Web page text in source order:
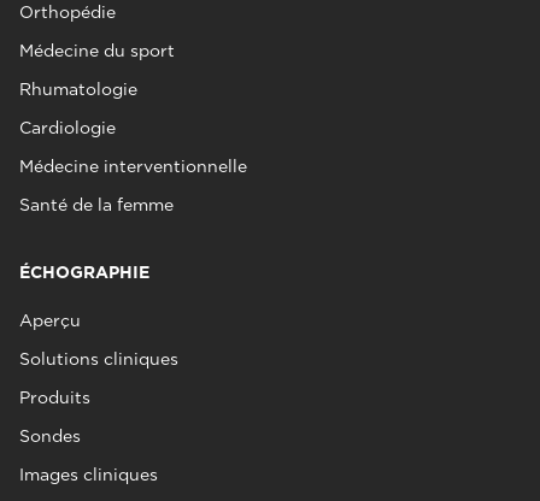
Orthopédie
Médecine du sport
Rhumatologie
Cardiologie
Médecine interventionnelle
Santé de la femme
ÉCHOGRAPHIE
Aperçu
Solutions cliniques
Produits
Sondes
Images cliniques